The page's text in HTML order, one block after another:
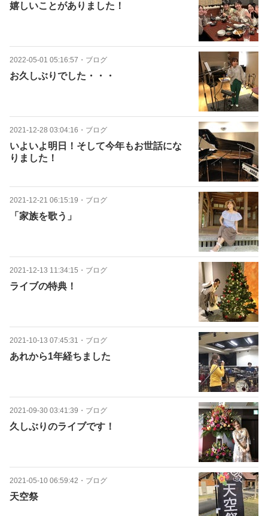
嬉しいことがありました！
2022-05-01 05:16:57 ・ ブログ
お久しぶりでした・・・
2021-12-28 03:04:16 ・ ブログ
いよいよ明日！そして今年もお世話にな
りました！
2021-12-21 06:15:19 ・ ブログ
「家族を歌う」
2021-12-13 11:34:15 ・ ブログ
ライブの特典！
2021-10-13 07:45:31 ・ ブログ
あれから1年経ちました
2021-09-30 03:41:39 ・ ブログ
久しぶりのライブです！
2021-05-10 06:59:42 ・ ブログ
天空祭